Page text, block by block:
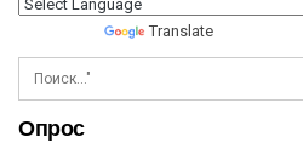
Translate
Опрос